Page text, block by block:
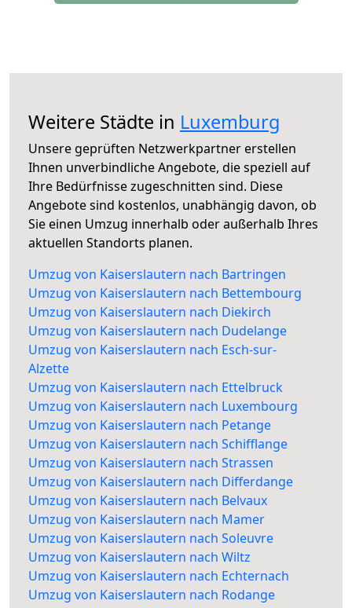
Weitere Städte in Luxemburg
Unsere geprüften Netzwerkpartner erstellen
Ihnen unverbindliche Angebote, die speziell auf
Ihre Bedürfnisse zugeschnitten sind. Diese
Angebote sind kostenlos, unabhängig davon, ob
Sie einen Umzug innerhalb oder außerhalb Ihres
aktuellen Standorts planen.
Umzug von Kaiserslautern nach Bartringen
Umzug von Kaiserslautern nach Bettembourg
Umzug von Kaiserslautern nach Diekirch
Umzug von Kaiserslautern nach Dudelange
Umzug von Kaiserslautern nach Esch-sur-
Alzette
Umzug von Kaiserslautern nach Ettelbruck
Umzug von Kaiserslautern nach Luxembourg
Umzug von Kaiserslautern nach Petange
Umzug von Kaiserslautern nach Schifflange
Umzug von Kaiserslautern nach Strassen
Umzug von Kaiserslautern nach Differdange
Umzug von Kaiserslautern nach Belvaux
Umzug von Kaiserslautern nach Mamer
Umzug von Kaiserslautern nach Soleuvre
Umzug von Kaiserslautern nach Wiltz
Umzug von Kaiserslautern nach Echternach
Umzug von Kaiserslautern nach Rodange